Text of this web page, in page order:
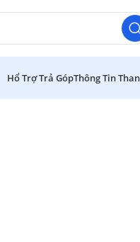
Hổ Trợ Trả GópThông Tin